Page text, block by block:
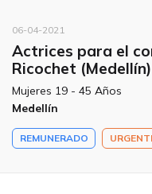
06-04-2021
Actrices para el
Ricochet (Medellín)
Mujeres 19 - 45 Años
Medellín
REMUNERADO